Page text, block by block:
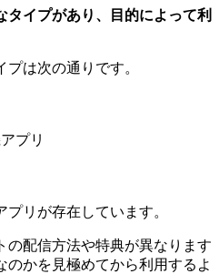
タイプがあり、目的によって利
は次の通りです。
プリ
リが存在しています。
の配信方法や特典が異なります
かを見極めてから利用するよ